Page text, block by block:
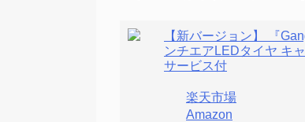
【新バージョン】 『
ンチエアLEDタイヤ キ
サービス付
楽天市場
Amazon